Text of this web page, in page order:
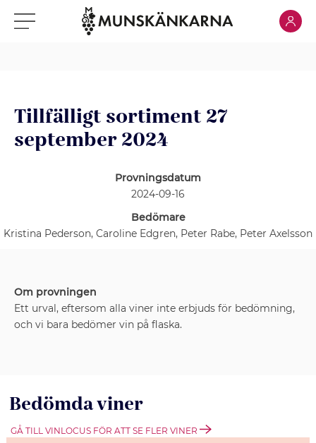
Klicka för meny Klicka
Tillfälligt sortiment 27
september 2024
Provningsdatum
2024-09-16
Bedömare
Kristina Pederson, Caroline Edgren, Peter Rabe, Peter Axelsson
Om provningen
Ett urval, eftersom alla viner inte erbjuds för bedömning,
och vi bara bedömer vin på flaska.
Bedömda viner
GÅ TILL VINLOCUS FÖR ATT SE FLER VINER